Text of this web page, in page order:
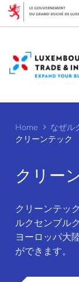
Home なぜル
クリーンテック
クリー
クリーンテッ
ルクセンブル
ヨーロッパ大
ができます。
Cookies